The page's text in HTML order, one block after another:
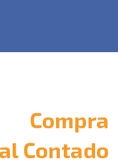
Compra
Contado